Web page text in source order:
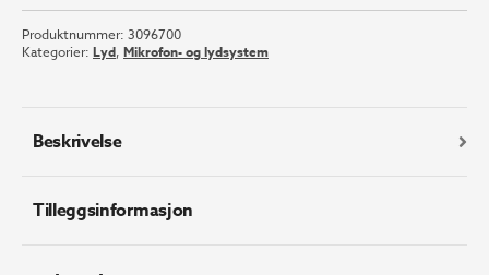
antall
Produktnummer: 3096700
Kategorier: Lyd, Mikrofon- og lydsystem
Beskrivelse
Tilleggsinformasjon